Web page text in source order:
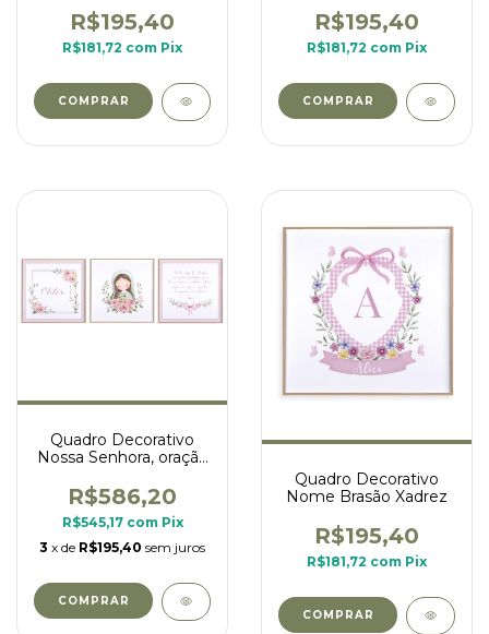
R$195,40
R$181,72 com Pix
COMPRAR
rosa
R$195,40
R$181,72 com Pix
COMPRAR
Quadro Decorativo
Nossa Senhora, oração
Conjunto
R$586,20
R$545,17 com Pix
3 x de R$195,40 sem juros
COMPRAR
Quadro Decorativo
Nome Brasão Xadrez
R$195,40
R$181,72 com Pix
COMPRAR